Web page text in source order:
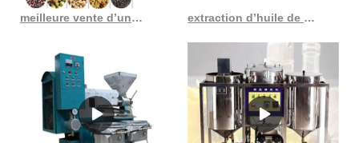
meilleure vente d’une machine d’extraction d’huile de soja de 20 tpj au Congo Démocratie extraction d’huile de coton de vente chaude de Chine